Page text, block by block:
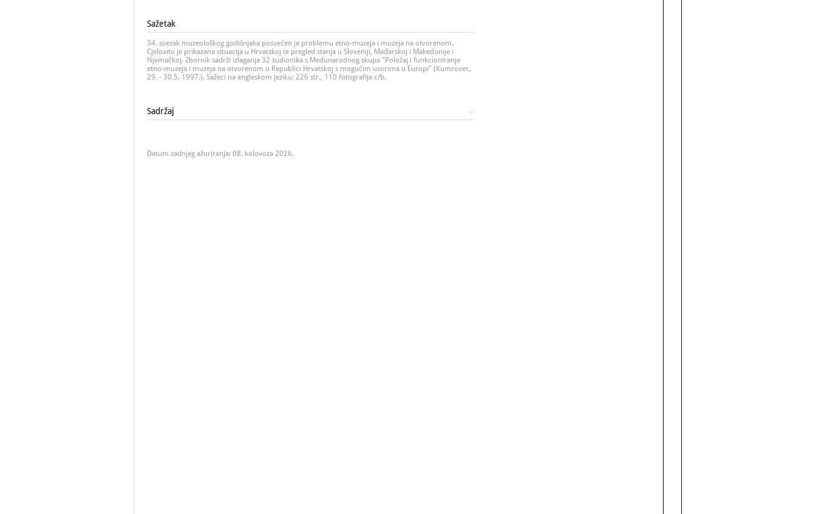
Sažetak
34. svezak muzeološkog godišnjaka posvećen je problemu etno-muzeja i muzeja na otvorenom.
Cjelovito je prikazana situacija u Hrvatskoj te pregled stanja u Sloveniji, Mađarskoj i Makedonije i
Njemačkoj. Zbornik sadrži izlaganja 32 sudionika s Medunarodnog skupa "Položaj i funkcioniranje
etno-muzeja i muzeja na otvorenom u Republici Hrvatskoj s mogućim uzorima u Europi" (Kumrovec,
29. - 30.5. 1997.). Sažeci na engleskom jeziku; 226 str., 110 fotografija c/b.
Sadržaj
Datum zadnjeg ažuriranja: 08. kolovoza 2026.